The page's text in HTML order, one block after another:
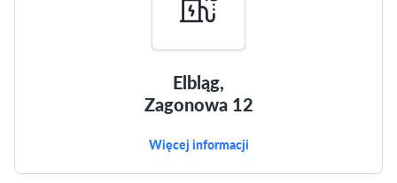
Elbląg,
Zagonowa 12
Więcej informacji